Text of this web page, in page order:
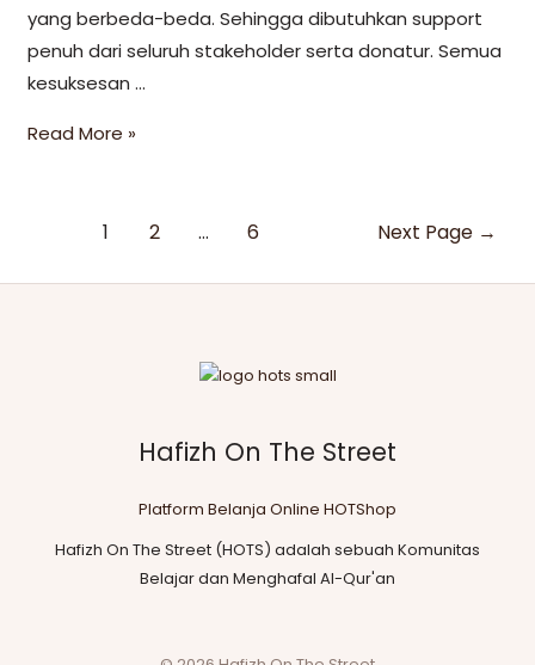
yang berbeda-beda. Sehingga dibutuhkan support
penuh dari seluruh stakeholder serta donatur. Semua
kesuksesan …
Read More »
1 2 … 6 Next Page →
Hafizh On The Street
Platform Belanja Online HOTShop
Hafizh On The Street (HOTS) adalah sebuah Komunitas
Belajar dan Menghafal Al-Qur'an